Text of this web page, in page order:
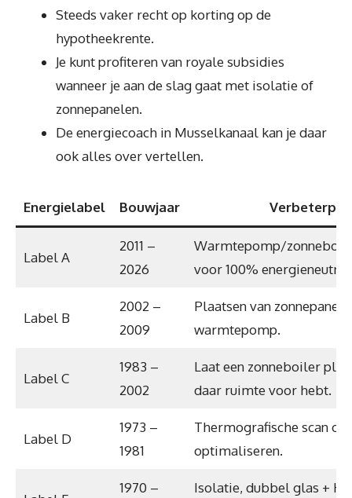
Steeds vaker recht op korting op de
hypotheekrente.
Je kunt profiteren van royale subsidies
wanneer je aan de slag gaat met isolatie of
zonnepanelen.
De energiecoach in Musselkanaal kan je daar
ook alles over vertellen.
Energielabel Bouwjaar
Label A
2011 –
2026
Warmtepomp/
voor 100%
Label B
2002 –
2009
Plaatsen van
warmtepomp.
Label C
1983 –
2002
Laat een zonneboiler
daar ruimte voor hebt.
Label D
1973 –
1981
Thermografische scan
optimaliseren.
1970 –
Isolatie, dubbel glas +